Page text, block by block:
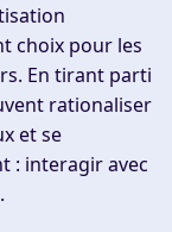
choix pour les
En tirant parti
rationaliser
et se
: interagir avec